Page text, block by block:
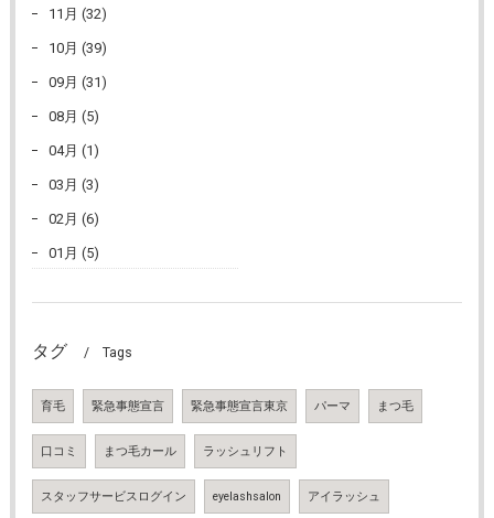
11月 (32)
10月 (39)
09月 (31)
08月 (5)
04月 (1)
03月 (3)
02月 (6)
01月 (5)
タグ Tags
育毛 緊急事態宣言 緊急事態宣言東京 パーマ まつ毛
口コミ まつ毛カール ラッシュリフト
スタッフサービスログイン eyelashsalon アイラッシュ